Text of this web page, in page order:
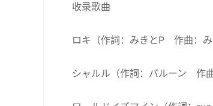
收录歌曲
ロキ（作詞：みきとP 作曲：み
シャルル（作詞：バルーン 作曲